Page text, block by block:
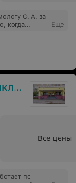
О. А. за
когда
Еще
Все цены
по